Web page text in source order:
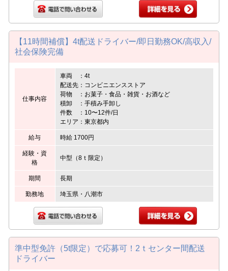
【11時間補償】4t配送ドライバー/即日勤務OK/高収入/
社会保険完備
仕事内容
車両 ：4t
配送先：コンビニエンスストア
荷物 ：お菓子・食品・雑貨・お酒など
積卸 ：手積み手卸し
件数 ：10〜12件/日
エリア：東京都内
給与 時給 1700円
経験・資
格
中型（8ｔ限定）
期間 長期
勤務地 埼玉県・八潮市
準中型免許（5t限定）で応募可！2ｔセンター間配送
ドライバー